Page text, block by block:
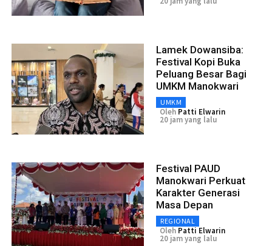
Lamek Dowansiba:
Festival Kopi Buka
Peluang Besar Bagi
UMKM Manokwari
UMKM
Oleh Patti Elwarin
20 jam yang lalu
Festival PAUD
Manokwari Perkuat
Karakter Generasi
Masa Depan
REGIONAL
Oleh Patti Elwarin
20 jam yang lalu